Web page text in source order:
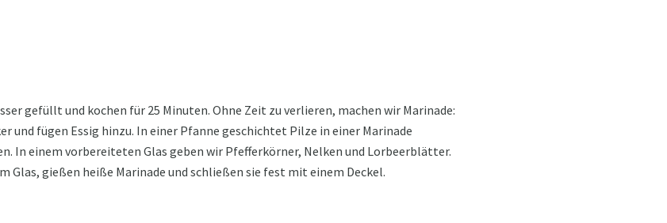
gefüllt und kochen für 25 Minuten. Ohne Zeit zu verlieren, machen wir Marinade:
und fügen Essig hinzu. In einer Pfanne geschichtet Pilze in einer Marinade
In einem vorbereiteten Glas geben wir Pfefferkörner, Nelken und Lorbeerblätter.
Glas, gießen heiße Marinade und schließen sie fest mit einem Deckel.